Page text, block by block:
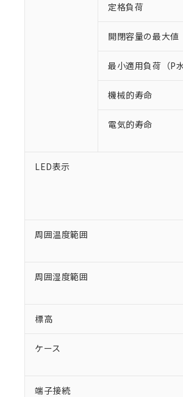
定格負荷
開閉容量の最大値
最小適用負荷（P
機械的寿命
電気的寿命
LED表示
周囲温度範囲
周囲湿度範囲
標高
ケース
端子接続